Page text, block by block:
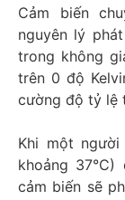
Cảm biến
nguyên lý
trong không
trên 0 độ
cường độ tỷ lệ
Khi một
khoảng
cảm biến sẽ